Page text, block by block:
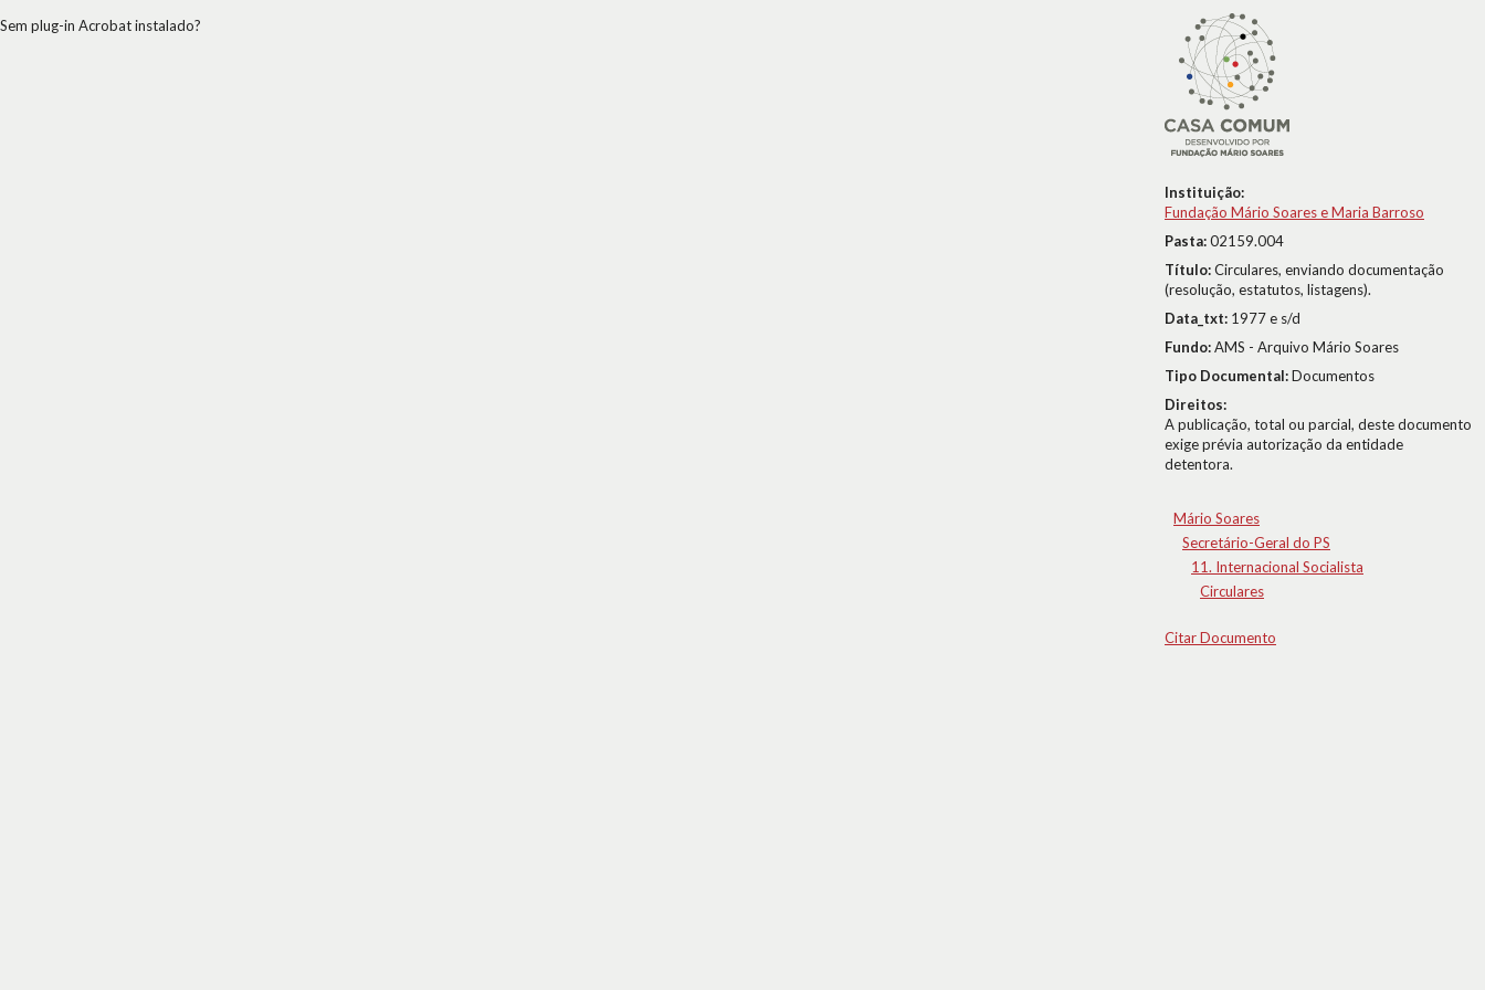
Instituição:
Fundação Mário Soares e Maria Barroso
Pasta:02159.004
Título:Circulares, enviando documentação
(resolução, estatutos, listagens).
Data_txt: 1977 e s/d
Fundo:AMS - Arquivo Mário Soares
Tipo Documental:Documentos
Direitos:
A publicação, total ou parcial, deste documento
exige prévia autorização da entidade
detentora.
Mário Soares
Secretário-Geral do PS
11. Internacional Socialista
Circulares
Citar Documento
Sem plug-in Acrobat instalado?